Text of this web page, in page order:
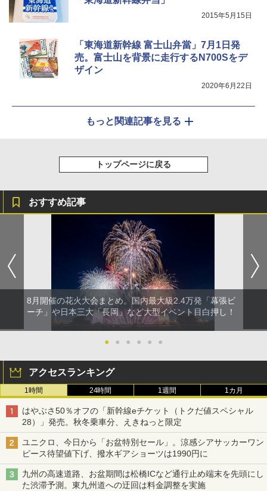
2015年5月15日
「東海道新幹線 富士山弁當」7月1日発
売。富士山を背景に走行するN700Sをデ
ザイン
2020年6月22日
もっと関連記事を見る
トップページに戻る
おすすめ記事
8月開催の花火大会まとめ。国内最大級2.4万発「幕張ビ
ーチ」や日本三大「長岡」など大型イベント目白押し！
● ● ● ● ● ●
アクセスランキング
1時間 24時間 1週間 1カ月
はやぶさ50％オフの「新幹線eチケット（トクだ値スペシャル
28）」発売。秋冬乗車分、えきねっと限定
ユニクロ、今日から「お盆特別セール」。涼感シアサッカーワン
ピース待望値下げ、撥水ギアショーツは1990円に
九州の高速道路、お盆期間は松橋ICなど通行止め端末を先頭にし
た渋滞予測。東九州道への迂回は料金調整を実施